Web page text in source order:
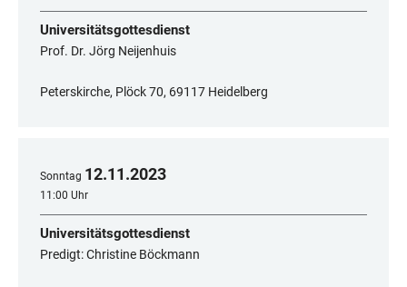
Universitätsgottesdienst
Prof. Dr. Jörg Neijenhuis
Peterskirche, Plöck 70, 69117 Heidelberg
Sonntag 12.11.2023
11:00 Uhr
Universitätsgottesdienst
Predigt: Christine Böckmann